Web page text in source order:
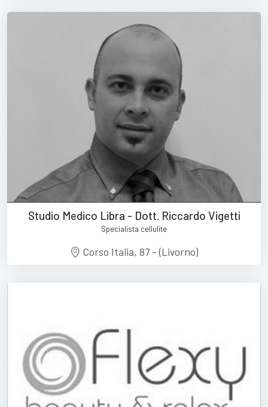
Studio Medico Libra - Dott. Riccardo Vigetti
Specialista cellulite
Corso Italia, 87 - (Livorno)